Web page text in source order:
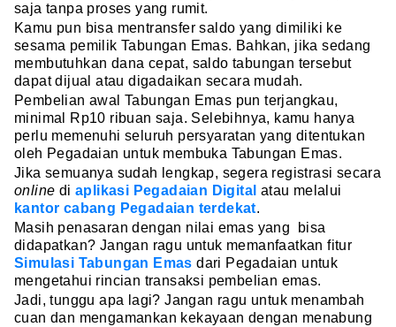
saja tanpa proses yang rumit.
Kamu pun bisa mentransfer saldo yang dimiliki ke
sesama pemilik Tabungan Emas. Bahkan, jika sedang
membutuhkan dana cepat, saldo tabungan tersebut
dapat dijual atau digadaikan secara mudah.
Pembelian awal Tabungan Emas pun terjangkau,
minimal Rp10 ribuan saja. Selebihnya, kamu hanya
perlu memenuhi seluruh persyaratan yang ditentukan
oleh Pegadaian untuk membuka Tabungan Emas.
Jika semuanya sudah lengkap, segera registrasi secara
online diaplikasi Pegadaian Digital atau melalui
kantor cabang Pegadaian terdekat.
Masih penasaran dengan nilai emas yang bisa
didapatkan? Jangan ragu untuk memanfaatkan fitur
Simulasi Tabungan Emas dari Pegadaian untuk
mengetahui rincian transaksi pembelian emas.
Jadi, tunggu apa lagi? Jangan ragu untuk menambah
cuan dan mengamankan kekayaan dengan menabung